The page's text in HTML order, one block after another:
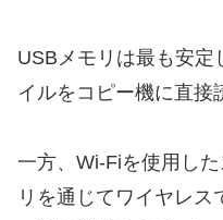
USBメモリは最も安定
イルをコピー機に直接
一方、Wi-Fiを使用し
リを通じてワイヤレス